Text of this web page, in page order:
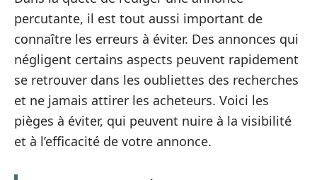
percutante, il est tout aussi important de
connaître les erreurs à éviter. Des annonces qui
négligent certains aspects peuvent rapidement
se retrouver dans les oubliettes des recherches
et ne jamais attirer les acheteurs. Voici les
pièges à éviter, qui peuvent nuire à la visibilité
et à l’efficacité de votre annonce.